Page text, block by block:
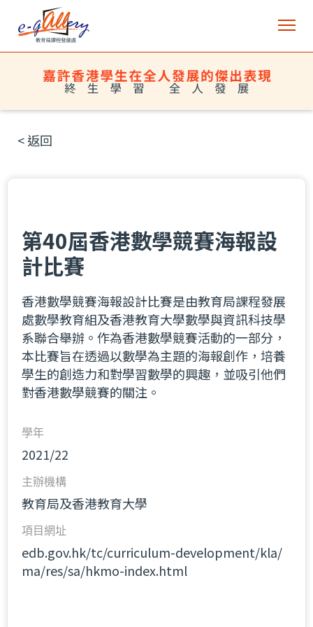
< 返回
第40屆香港數學競賽海報設
計比賽
香港數學競賽海報設計比賽是由教育局課程發展
處數學教育組及香港教育大學數學與資訊科技學
系聯合舉辦。作為香港數學競賽活動的一部分，
本比賽旨在透過以數學為主題的海報創作，培養
學生的創造力和對學習數學的興趣，並吸引他們
對香港數學競賽的關注。
學年
2021/22
主辦機構
教育局及香港教育大學
項目網址
edb.gov.hk/tc/curriculum-development/kla/
ma/res/sa/hkmo-index.html